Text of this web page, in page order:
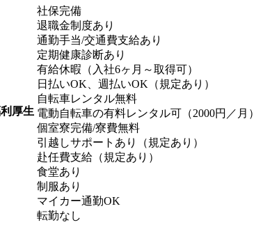
厚生
社保完備
退職金制度あり
通勤手当/交通費支給あり
定期健康診断あり
有給休暇（入社6ヶ月～取得可）
日払いOK、週払いOK（規定あり）
自転車レンタル無料
電動自転車の有料レンタル可（2000円／月）
個室寮完備/寮費無料
引越しサポートあり（規定あり）
赴任費支給（規定あり）
食堂あり
制服あり
マイカー通勤OK
転勤なし